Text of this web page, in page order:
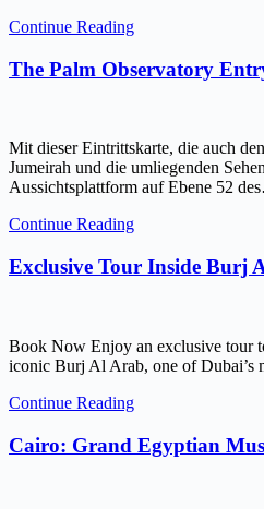
Continue Reading
The Palm Observatory
Mit dieser Eintrittskarte, die auch
Jumeirah und die umliegenden
Aussichtsplattform auf Ebene 52
Continue Reading
Exclusive Tour Inside Burj
Book Now Enjoy an exclusive tour
iconic Burj Al Arab, one of Dubai’s
Continue Reading
Cairo: Grand Egyptian